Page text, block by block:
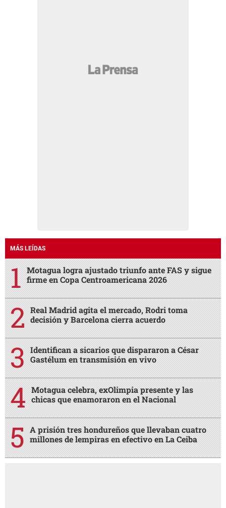
MÁS LEÍDAS
Motagua logra ajustado triunfo ante FAS y sigue
firme en Copa Centroamericana 2026
Real Madrid agita el mercado, Rodri toma
decisión y Barcelona cierra acuerdo
Identifican a sicarios que dispararon a César
Gastélum en transmisión en vivo
Motagua celebra, exOlimpia presente y las
chicas que enamoraron en el Nacional
A prisión tres hondureños que llevaban cuatro
millones de lempiras en efectivo en La Ceiba